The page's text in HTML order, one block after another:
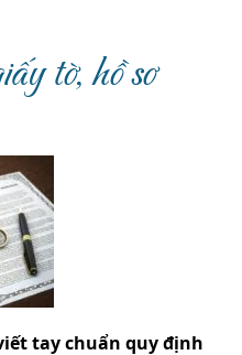
tờ, hồ sơ
tay chuẩn quy định